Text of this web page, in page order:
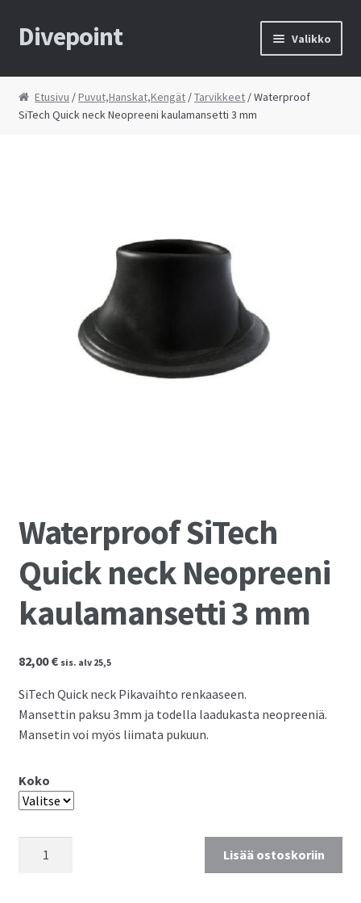
Siirry
navigointiin
Siirry
sisältöön
Divepoint Valikko
Etusivu
Tietosuojaseloste
Ostoskori
Etusivu /Puvut,Hanskat,Kengät /Tarvikkeet / Waterproof
SiTech Quick neck Neopreeni kaulamansetti 3 mm
Waterproof SiTech
Quick neck Neopreeni
kaulamansetti 3 mm
82,00€ sis. alv 25,5
SiTech Quick neck Pikavaihto renkaaseen.
Mansettin paksu 3mm ja todella laadukasta neopreeniä.
Mansetin voi myös liimata pukuun.
Koko
Lisää ostoskoriin